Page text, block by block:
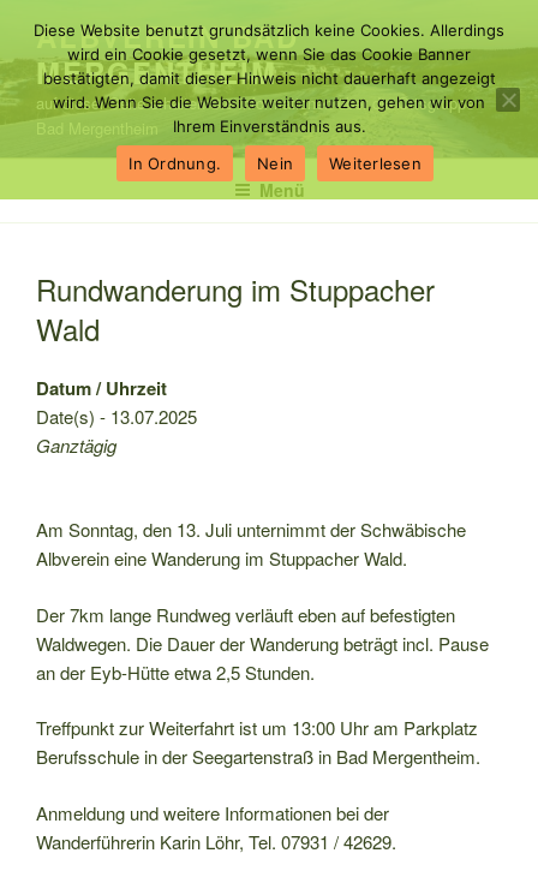
Inhalt
springen
ALBVEREIN BAD
MERGENTHEIM
auf dieser Seite erhalten Sie Informationen über die Ortsgruppe
Bad Mergentheim
Menü
Rundwanderung im Stuppacher
Wald
Datum / Uhrzeit
Date(s) - 13.07.2025
Ganztägig
Am Sonntag, den 13. Juli unternimmt der Schwäbische
Albverein eine Wanderung im Stuppacher Wald.
Der 7km lange Rundweg verläuft eben auf befestigten
Waldwegen. Die Dauer der Wanderung beträgt incl. Pause
an der Eyb-Hütte etwa 2,5 Stunden.
Treffpunkt zur Weiterfahrt ist um 13:00 Uhr am Parkplatz
Berufsschule in der Seegartenstraß in Bad Mergentheim.
Anmeldung und weitere Informationen bei der
Wanderführerin Karin Löhr, Tel. 07931 / 42629.
Diese Website benutzt grundsätzlich keine Cookies. Allerdings
wird ein Cookie gesetzt, wenn Sie das Cookie Banner
bestätigten, damit dieser Hinweis nicht dauerhaft angezeigt
wird. Wenn Sie die Website weiter nutzen, gehen wir von
Ihrem Einverständnis aus.
In Ordnung.
Nein Weiterlesen